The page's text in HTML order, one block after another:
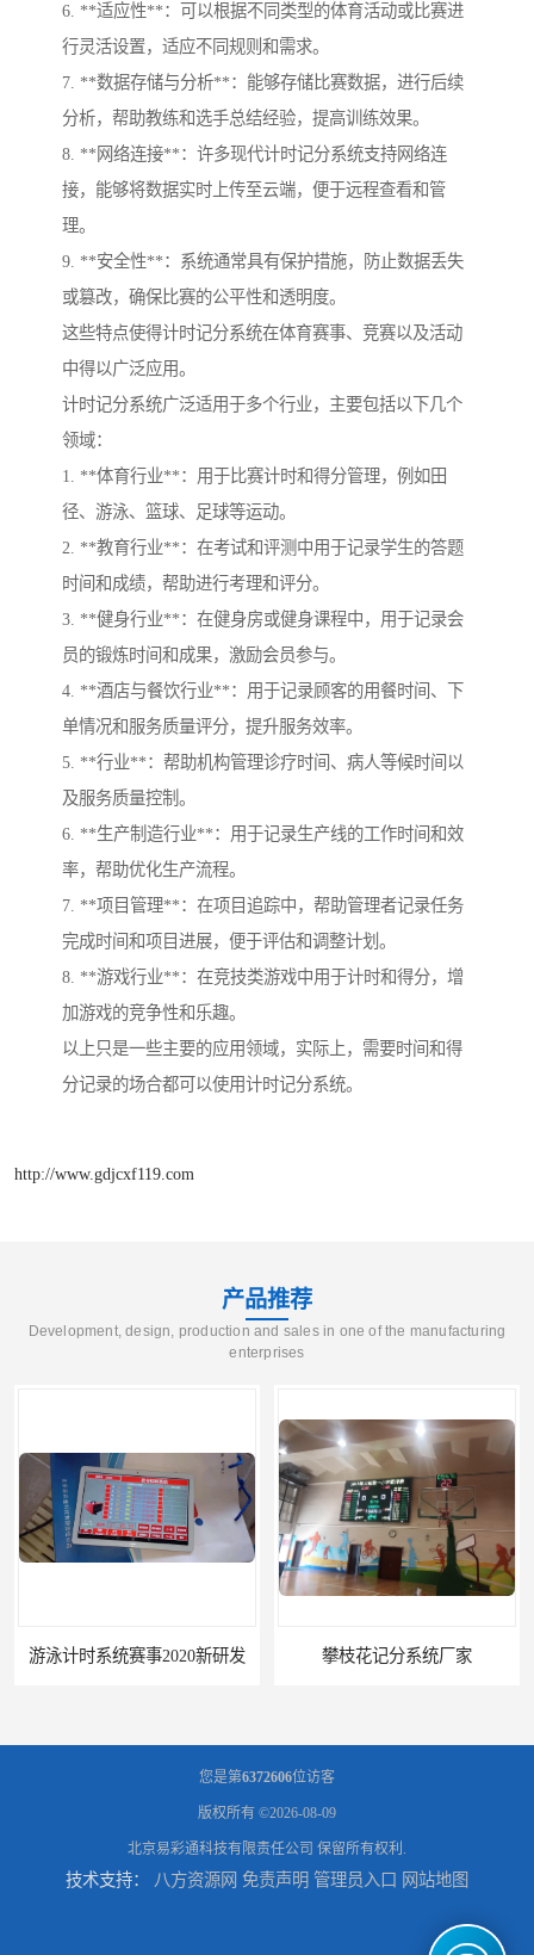
6. **适应性**：可以根据不同类型的体育活动或比赛进
行灵活设置，适应不同规则和需求。
7. **数据存储与分析**：能够存储比赛数据，进行后续
分析，帮助教练和选手总结经验，提高训练效果。
8. **网络连接**：许多现代计时记分系统支持网络连
接，能够将数据实时上传至云端，便于远程查看和管
理。
9. **安全性**：系统通常具有保护措施，防止数据丢失
或篡改，确保比赛的公平性和透明度。
这些特点使得计时记分系统在体育赛事、竞赛以及活动
中得以广泛应用。
计时记分系统广泛适用于多个行业，主要包括以下几个
领域：
1. **体育行业**：用于比赛计时和得分管理，例如田
径、游泳、篮球、足球等运动。
2. **教育行业**：在考试和评测中用于记录学生的答题
时间和成绩，帮助进行考理和评分。
3. **健身行业**：在健身房或健身课程中，用于记录会
员的锻炼时间和成果，激励会员参与。
4. **酒店与餐饮行业**：用于记录顾客的用餐时间、下
单情况和服务质量评分，提升服务效率。
5. **行业**：帮助机构管理诊疗时间、病人等候时间以
及服务质量控制。
6. **生产制造行业**：用于记录生产线的工作时间和效
率，帮助优化生产流程。
7. **项目管理**：在项目追踪中，帮助管理者记录任务
完成时间和项目进展，便于评估和调整计划。
8. **游戏行业**：在竞技类游戏中用于计时和得分，增
加游戏的竞争性和乐趣。
以上只是一些主要的应用领域，实际上，需要时间和得
分记录的场合都可以使用计时记分系统。
http://www.gdjcxf119.com
产品推荐
Development, design, production and sales in one of the manufacturing
enterprises
游泳计时系统赛事2020新研发 攀枝花记分系统厂家
您是第6372606位访客
版权所有 ©2026-08-09
北京易彩通科技有限责任公司 保留所有权利.
技术支持： 八方资源网 免责声明 管理员入口 网站地图